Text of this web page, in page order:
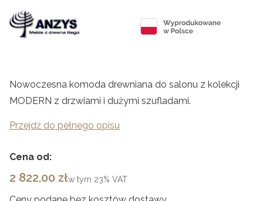
Nowoczesna komoda drewniana do salonu z kolekcji
MODERN z drzwiami i dużymi szufladami.
Przejdź do pełnego opisu
Cena od:
Cena
2 822,00 złw tym 23% VAT